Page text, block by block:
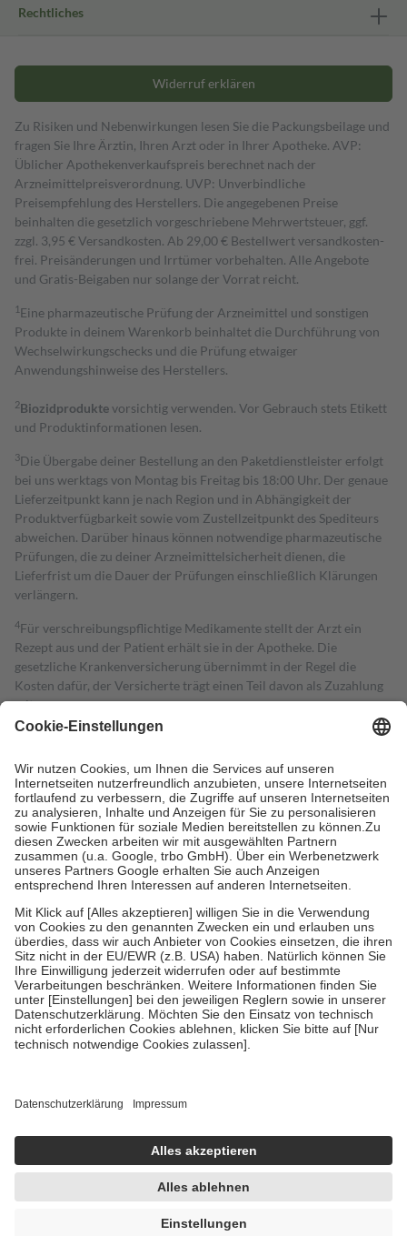
Rechtliches
Widerruf erklären
Zu Risiken und Nebenwirkungen lesen Sie die Packungsbeilage und
fragen Sie Ihre Ärztin, Ihren Arzt oder in Ihrer Apotheke. AVP:
Üblicher Apothekenverkaufspreis berechnet nach der
Arzneimittelpreisverordnung. UVP: Unverbindliche
Preisempfehlung des Herstellers. Die angegebenen Preise
beinhalten die gesetzlich vorgeschriebene Mehrwertsteuer, ggf.
zzgl. 3,95 € Versandkosten. Ab 29,00 € Bestell­wert versand­kosten­
frei. Preisänderungen und Irrtümer vorbehalten. Alle Angebote
und Gratis-Beigaben nur solange der Vorrat reicht.
1 Eine pharmazeutische Prüfung der Arzneimittel und sonstigen
Produkte in deinem Warenkorb beinhaltet die Durchführung von
Wechselwirkungschecks und die Prüfung etwaiger
Anwendungshinweise des Herstellers.
2Biozidproduktevorsichtig verwenden. Vor Gebrauch stets Etikett
und Produktinformationen lesen.
3Die Übergabe deiner Bestellung an den Paketdienstleister erfolgt
bei uns werktags von Montag bis Freitag bis 18:00 Uhr. Der genaue
Lieferzeitpunkt kann je nach Region und in Abhängigkeit der
Produktverfügbarkeit sowie vom Zustellzeitpunkt des Spediteurs
abweichen. Darüber hinaus können notwendige pharmazeutische
Prüfungen, die zu deiner Arzneimittelsicherheit dienen, die
Lieferfrist um die Dauer der Prüfungen einschließlich Klärungen
verlängern.
4Für verschreibungspflichtige Medikamente stellt der Arzt ein
Rezept aus und der Patient erhält sie in der Apotheke. Die
gesetzliche Krankenversicherung übernimmt in der Regel die
Kosten dafür, der Versicherte trägt einen Teil davon als Zuzahlung
mit.
Grundsätzlich leisten Mitglieder Zuzahlungen in Höhe von zehn
höchstens zehn Euro.
Es sind jedoch nie mehr als die tatsächlichen
Kosten der Leistung zu entrichten.
Diese Regeln gelten grundsätzlich auch für Online-Apotheken.
Bei Heilmitteln und häuslicher Krankenpflege beträgt die
Zuzahlung zehn Prozent der Kosten sowie zehn Euro je
Verordnung.
Um das Engagement der Versicherten für ihre eigene Gesundheit zu
stärken und die besondere Stellung der Familie zu unterstützen,
fallenkeine Zuzahlungenan bei:
• Kindern und Jugendlichen bis zum vollendeten 18. Lebensjahr
mit Ausnahme der Fahrkosten
• Untersuchungen zur Vorsorge und Früherkennung, die von der
GKV getragen werden
• empfohlenen Schutzimpfungen
• Harn- und Blutteststreifen
getroffen, um sicherzustellen, dass es sich um echte Bewertungen
https://help.etrusted.com/hc/de/articles/4419944605341
Einige Bilder und Inhalte wurden unter Zuhilfenahme künstlicher